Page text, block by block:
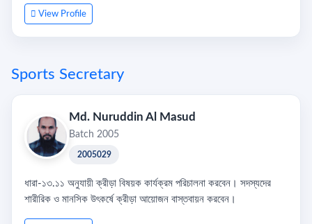
View Profile
Sports Secretary
Md. Nuruddin Al Masud
Batch 2005
2005029
ধারা-১৩.১১ অনুযায়ী ক্রীড়া বিষয়ক কার্যক্রম পরিচালনা করবেন। সদস্যদের
শারীরিক ও মানসিক উৎকর্ষে ক্রীড়া আয়োজন বাস্তবায়ন করবেন।